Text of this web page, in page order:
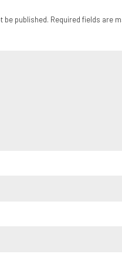
be published. Required fields are